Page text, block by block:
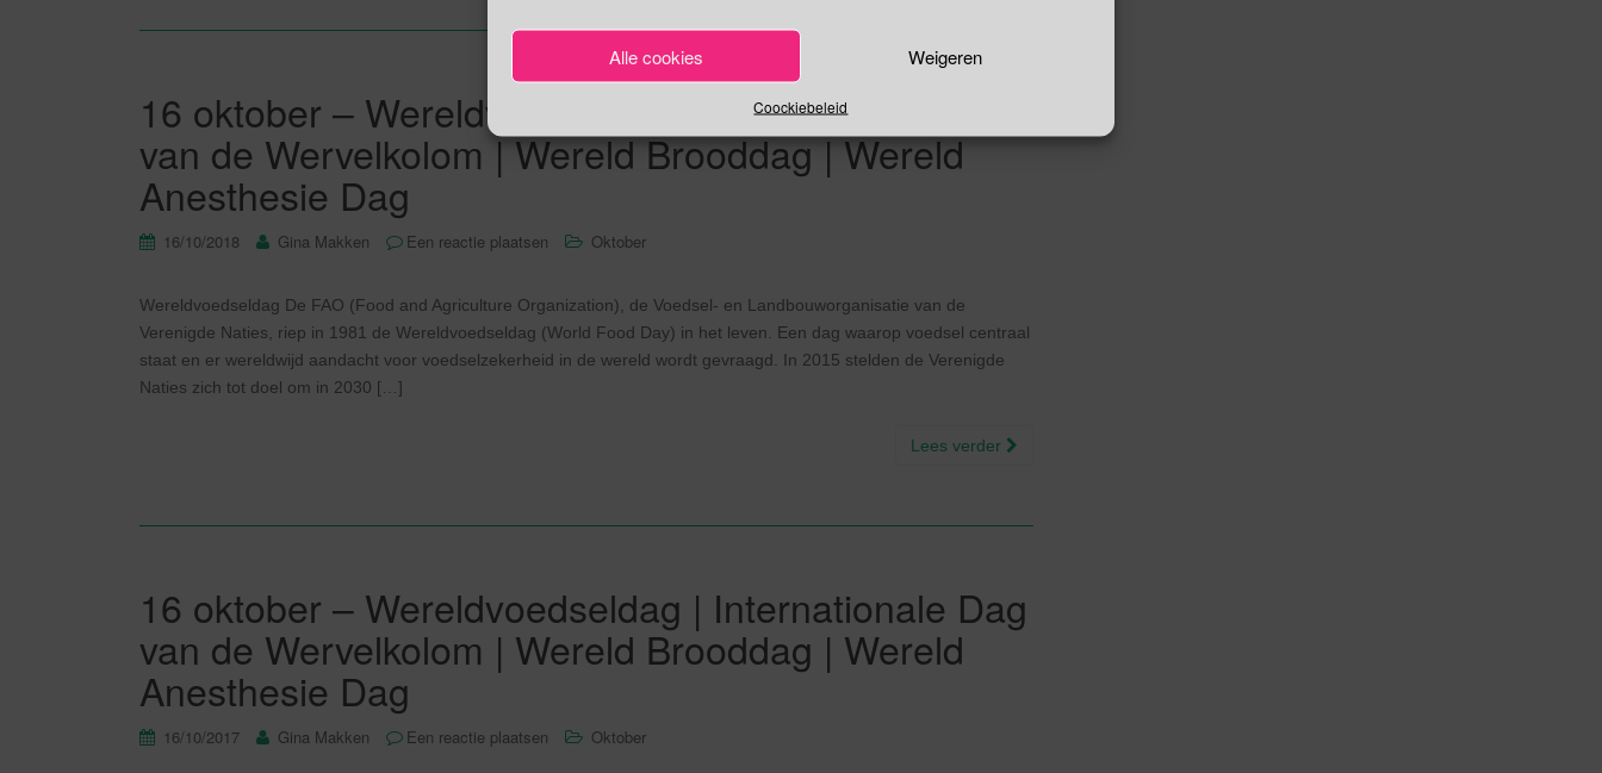
Alle cookies Weigeren
Coockiebeleid
16 oktober – Wereldvoedseldag | Internationale Dag
van de Wervelkolom | Wereld Brooddag | Wereld
Anesthesie Dag
16/10/2018 Gina Makken Een reactie plaatsen Oktober
Wereldvoedseldag De FAO (Food and Agriculture Organization), de Voedsel- en Landbouworganisatie van de
Verenigde Naties, riep in 1981 de Wereldvoedseldag (World Food Day) in het leven. Een dag waarop voedsel centraal
staat en er wereldwijd aandacht voor voedselzekerheid in de wereld wordt gevraagd. In 2015 stelden de Verenigde
Naties zich tot doel om in 2030 […]
Lees verder
16 oktober – Wereldvoedseldag | Internationale Dag
van de Wervelkolom | Wereld Brooddag | Wereld
Anesthesie Dag
16/10/2017 Gina Makken Een reactie plaatsen Oktober